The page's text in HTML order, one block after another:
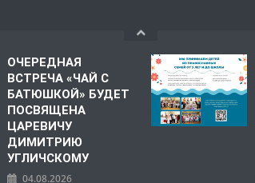
ОЧЕРЕДНАЯ
ВСТРЕЧА «ЧАЙ С
БАТЮШКОЙ» БУДЕТ
ПОСВЯЩЕНА
ЦАРЕВИЧУ
ДИМИТРИЮ
УГЛИЧСКОМУ
04.08.2026